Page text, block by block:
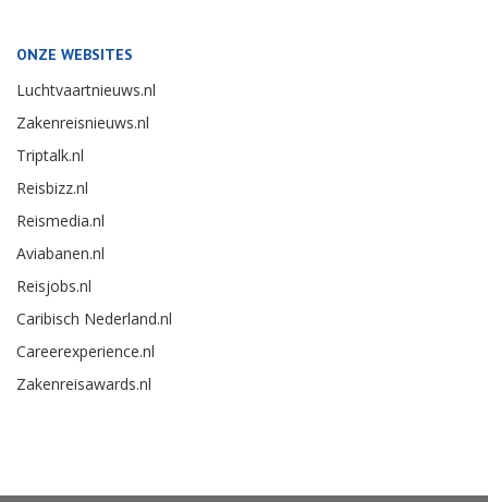
ONZE WEBSITES
Luchtvaartnieuws.nl
Zakenreisnieuws.nl
Triptalk.nl
Reisbizz.nl
Reismedia.nl
Aviabanen.nl
Reisjobs.nl
Caribisch Nederland.nl
Careerexperience.nl
Zakenreisawards.nl